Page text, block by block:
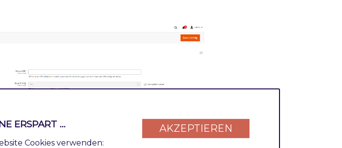
ERSPART ...
Cookies verwenden:
AKZEPTIEREN